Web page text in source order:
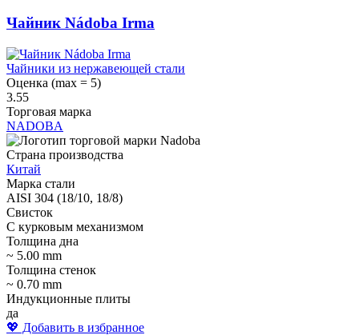
Чайник Nádoba Irma
Чайники из нержавеющей стали
Оценка (max = 5)
3.55
Торговая марка
NADOBA
Страна производства
Китай
Марка стали
AISI 304 (18/10, 18/8)
Свисток
С курковым механизмом
Толщина дна
~ 5.00 mm
Толщина стенок
~ 0.70 mm
Индукционные плиты
да
💖 Добавить в избранное